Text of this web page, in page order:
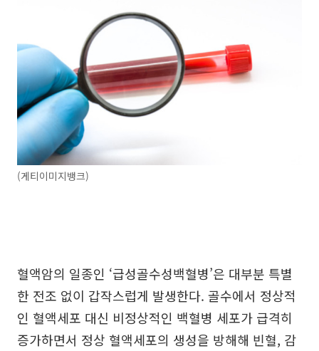
(게티이미지뱅크)
혈액암의 일종인 ‘급성골수성백혈병’은 대부분 특별
한 전조 없이 갑작스럽게 발생한다. 골수에서 정상적
인 혈액세포 대신 비정상적인 백혈병 세포가 급격히
증가하면서 정상 혈액세포의 생성을 방해해 빈혈, 감